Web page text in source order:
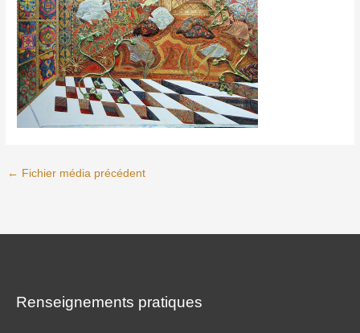
← Fichier média précédent
Renseignements pratiques